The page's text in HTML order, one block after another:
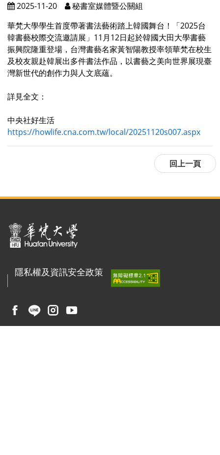
2025-11-20
秘書室媒體暨公關組
華梵大學學生首度帶著書法藝術踏上韓國舞台！「2025台
韓書藝校際交流邀請展」11月12日起於韓國大田大學書藝
振興院隆重登場，台灣書藝名家黃智陽教授率領華梵在校生
及校友親赴韓展出多件書法作品，以書藝之美向世界展現臺
灣新世代的創作力與人文底蘊。
詳見全文：
中央社好生活
https://howlife.cna.com.tw/local/20251120s007.aspx
隱私權及資訊安全政策